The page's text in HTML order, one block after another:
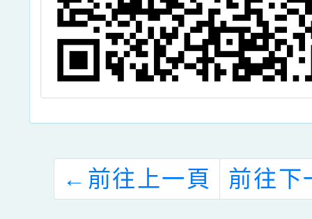
← 前往上一頁 前往下